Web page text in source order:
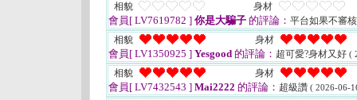
相貌 身材
會員[ LV7619782 ] 你是大騙子 的評論： 平台如果不審
相貌
身材
會員[ LV1350925 ] Yesgood 的評論： 超可愛?身材又好 (
相貌 身材
會員[ LV7432543 ] Mai2222 的評論： 超級讚 ( 2026-06-